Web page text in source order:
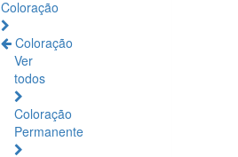
Coloração
Coloração
Ver
todos
Coloração
Permanente